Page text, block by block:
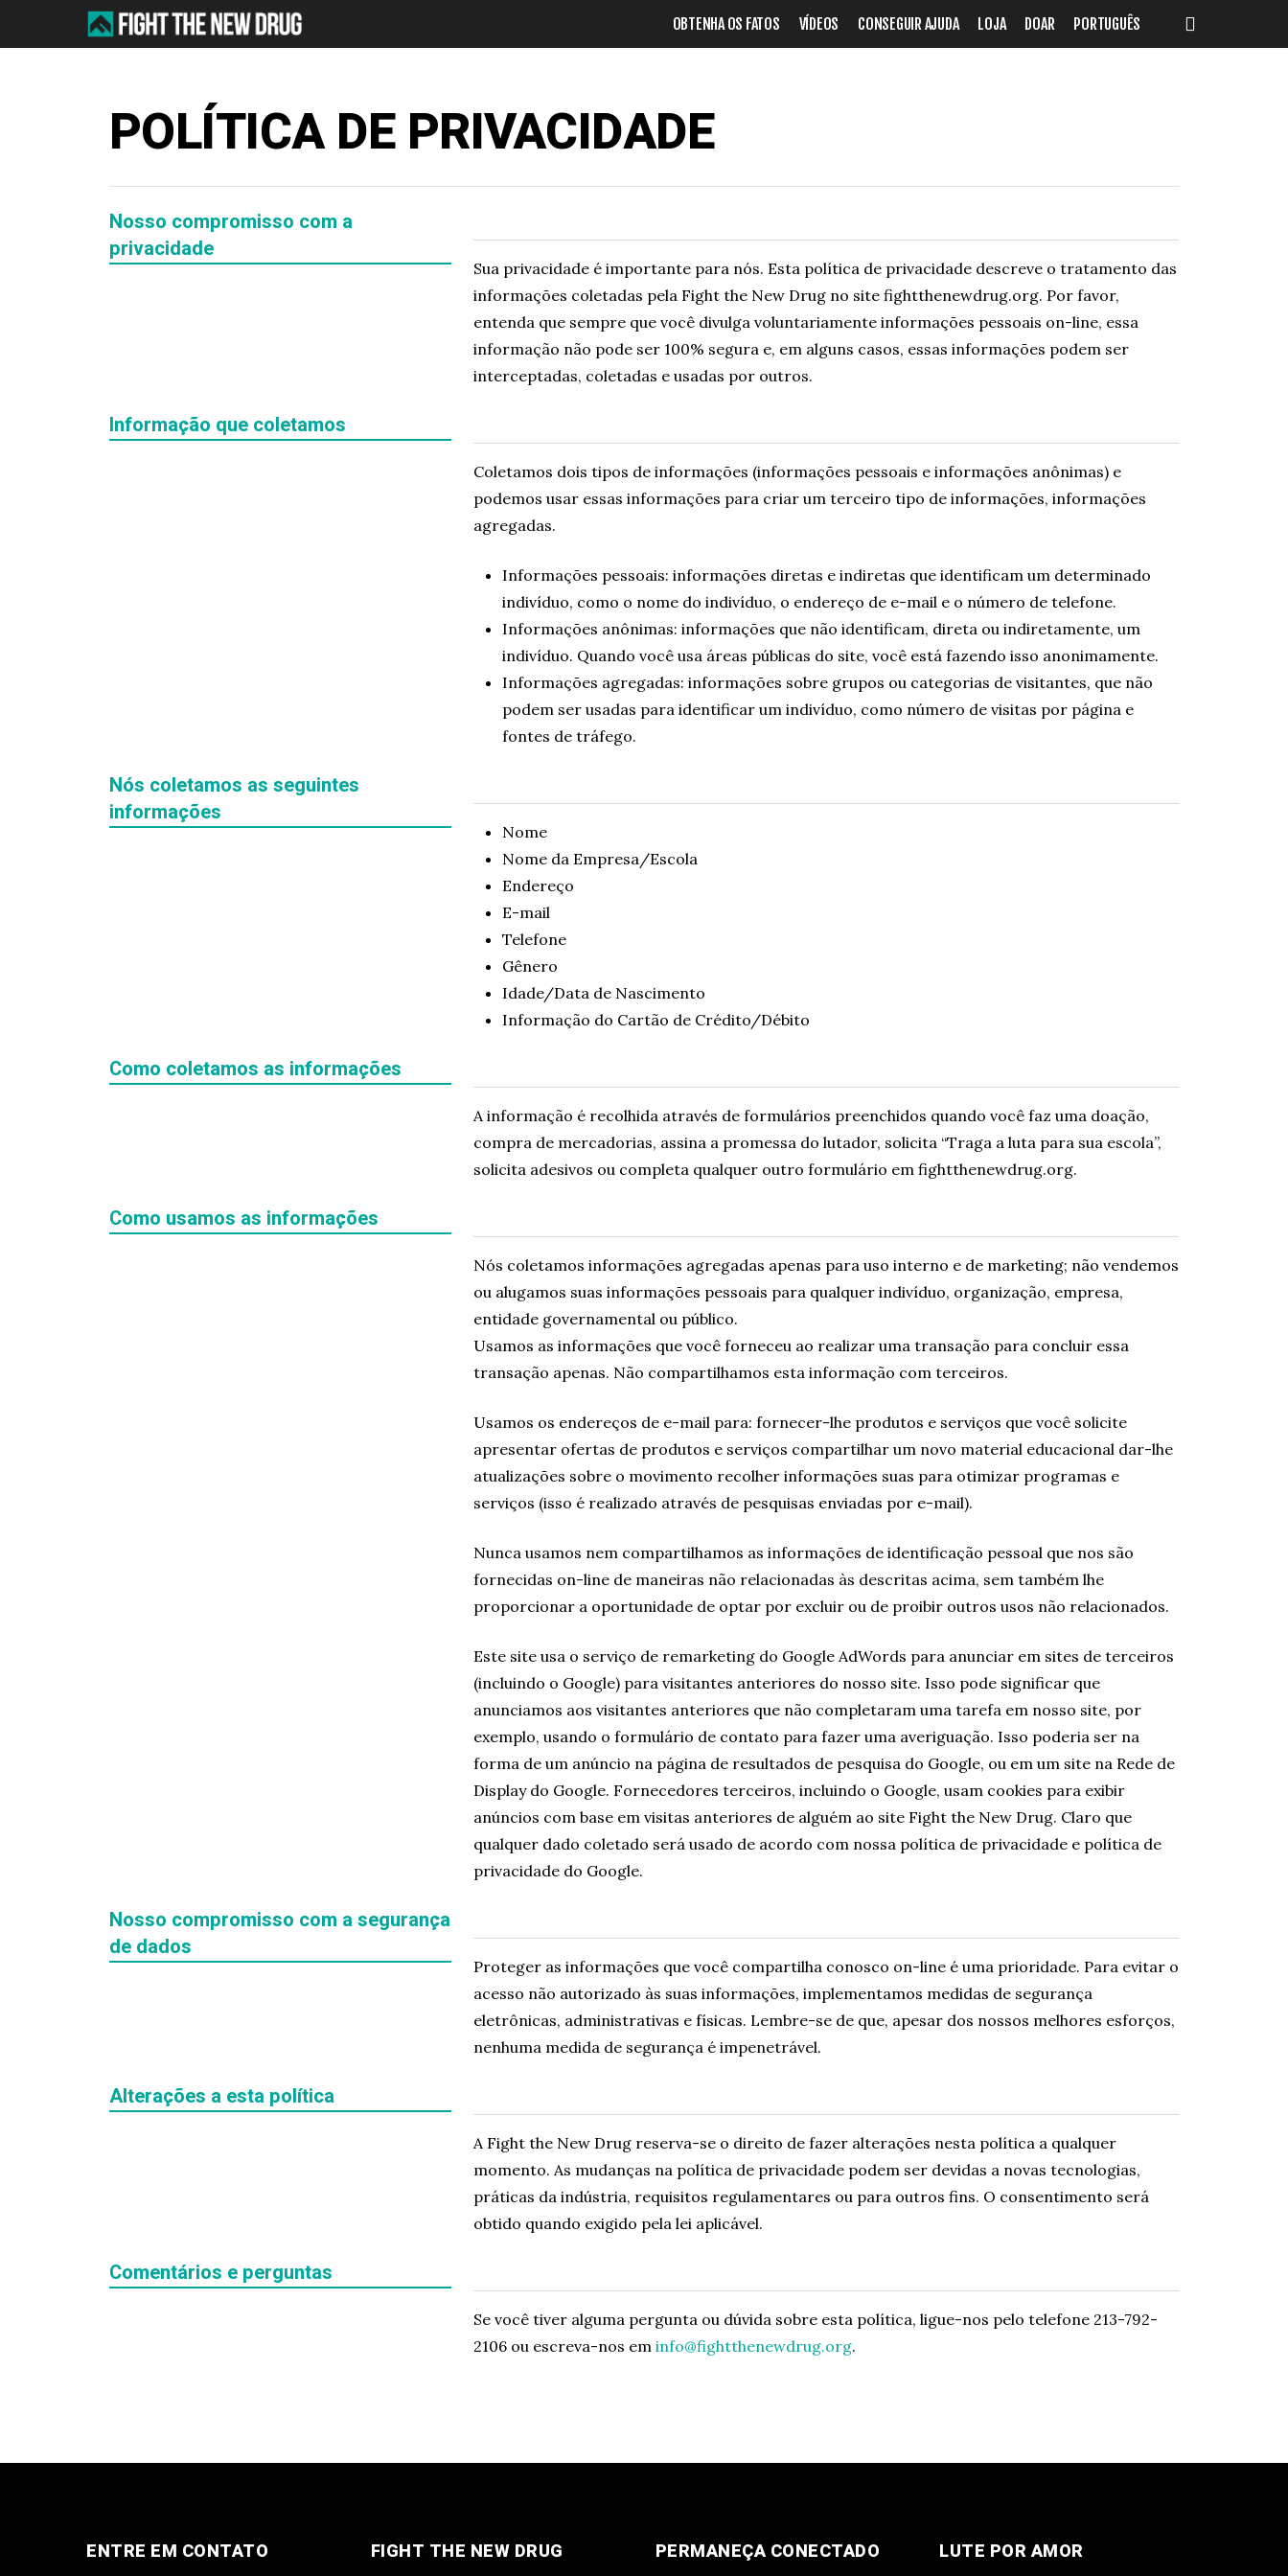
OBTENHA OS FATOS VÍDEOS CONSEGUIR AJUDA LOJA DOAR PORTUGUÊS
POLÍTICA DE PRIVACIDADE
Nosso compromisso com a
privacidade
Sua privacidade é importante para nós. Esta política de privacidade descreve o tratamento das
informações coletadas pela Fight the New Drug no site fightthenewdrug.org. Por favor,
entenda que sempre que você divulga voluntariamente informações pessoais on-line, essa
informação não pode ser 100% segura e, em alguns casos, essas informações podem ser
interceptadas, coletadas e usadas por outros.
Informação que coletamos
Coletamos dois tipos de informações (informações pessoais e informações anônimas) e
podemos usar essas informações para criar um terceiro tipo de informações, informações
agregadas.
Informações pessoais: informações diretas e indiretas que identificam um determinado
indivíduo, como o nome do indivíduo, o endereço de e-mail e o número de telefone.
Informações anônimas: informações que não identificam, direta ou indiretamente, um
indivíduo. Quando você usa áreas públicas do site, você está fazendo isso anonimamente.
Informações agregadas: informações sobre grupos ou categorias de visitantes, que não
podem ser usadas para identificar um indivíduo, como número de visitas por página e
fontes de tráfego.
Nós coletamos as seguintes
informações
Nome
Nome da Empresa/Escola
Endereço
E-mail
Telefone
Gênero
Idade/Data de Nascimento
Informação do Cartão de Crédito/Débito
Como coletamos as informações
A informação é recolhida através de formulários preenchidos quando você faz uma doação,
compra de mercadorias, assina a promessa do lutador, solicita “Traga a luta para sua escola”,
solicita adesivos ou completa qualquer outro formulário em fightthenewdrug.org.
Como usamos as informações
Nós coletamos informações agregadas apenas para uso interno e de marketing; não vendemos
ou alugamos suas informações pessoais para qualquer indivíduo, organização, empresa,
entidade governamental ou público.
Usamos as informações que você forneceu ao realizar uma transação para concluir essa
transação apenas. Não compartilhamos esta informação com terceiros.
Usamos os endereços de e-mail para: fornecer-lhe produtos e serviços que você solicite
apresentar ofertas de produtos e serviços compartilhar um novo material educacional dar-lhe
atualizações sobre o movimento recolher informações suas para otimizar programas e
serviços (isso é realizado através de pesquisas enviadas por e-mail).
Nunca usamos nem compartilhamos as informações de identificação pessoal que nos são
fornecidas on-line de maneiras não relacionadas às descritas acima, sem também lhe
proporcionar a oportunidade de optar por excluir ou de proibir outros usos não relacionados.
Este site usa o serviço de remarketing do Google AdWords para anunciar em sites de terceiros
(incluindo o Google) para visitantes anteriores do nosso site. Isso pode significar que
anunciamos aos visitantes anteriores que não completaram uma tarefa em nosso site, por
exemplo, usando o formulário de contato para fazer uma averiguação. Isso poderia ser na
forma de um anúncio na página de resultados de pesquisa do Google, ou em um site na Rede de
Display do Google. Fornecedores terceiros, incluindo o Google, usam cookies para exibir
anúncios com base em visitas anteriores de alguém ao site Fight the New Drug. Claro que
qualquer dado coletado será usado de acordo com nossa política de privacidade e política de
privacidade do Google.
Nosso compromisso com a segurança
de dados
Proteger as informações que você compartilha conosco on-line é uma prioridade. Para evitar o
acesso não autorizado às suas informações, implementamos medidas de segurança
eletrônicas, administrativas e físicas. Lembre-se de que, apesar dos nossos melhores esforços,
nenhuma medida de segurança é impenetrável.
Alterações a esta política
A Fight the New Drug reserva-se o direito de fazer alterações nesta política a qualquer
momento. As mudanças na política de privacidade podem ser devidas a novas tecnologias,
práticas da indústria, requisitos regulamentares ou para outros fins. O consentimento será
obtido quando exigido pela lei aplicável.
Comentários e perguntas
Se você tiver alguma pergunta ou dúvida sobre esta política, ligue-nos pelo telefone 213-792-
2106 ou escreva-nos em info@fightthenewdrug.org.
ENTRE EM CONTATO
FIGHT THE NEW DRUG PERMANEÇA CONECTADO LUTE POR AMOR